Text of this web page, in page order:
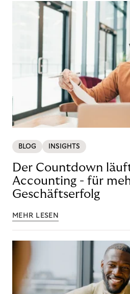
BLOG INSIGHTS
Der Countdown
Accounting - für
Geschäftserfolg
MEHR LESEN